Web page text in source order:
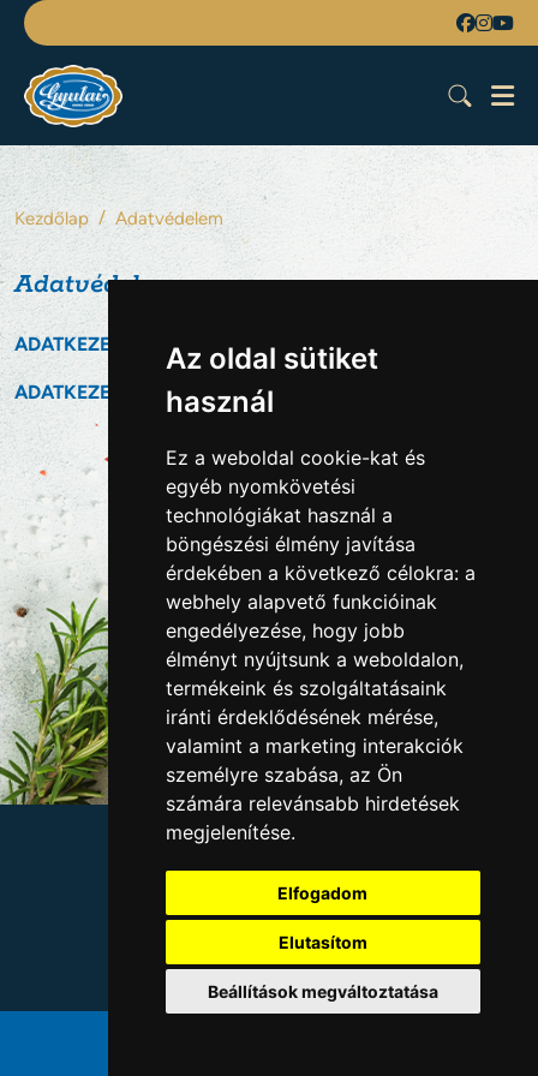
Az oldal sütiket
használ
Ez a weboldal cookie-kat és
egyéb nyomkövetési
technológiákat használ a
böngészési élmény javítása
érdekében a következő célokra: a
webhely alapvető funkcióinak
engedélyezése, hogy jobb
élményt nyújtsunk a weboldalon,
termékeink és szolgáltatásaink
iránti érdeklődésének mérése,
valamint a marketing interakciók
személyre szabása, az Ön
számára relevánsabb hirdetések
megjelenítése.
Elfogadom
Elutasítom
Beállítások megváltoztatása
Kezdőlap Adatvédelem
Adatvédelem
ADATKEZELÉSI-TÁJÉKOZTATÓ Munkavállaló-toborzás
ADATKEZELÉSI-TÁJÉKOZTATÓ
Allergének
Adatvédelem
Cégadatok
Kapcsolat
Állásajánlatok
Étlap